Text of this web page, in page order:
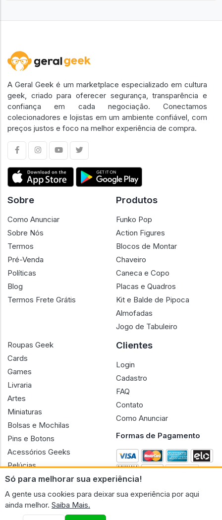
Só para melhorar sua experiência!
A gente usa cookies para deixar sua experiência por aqui
ainda melhor. Saiba Mais.
A Geral Geek é um marketplace especializado em cultura
geek, criado para oferecer segurança, transparência e
confiança em cada negociação. Conectamos
colecionadores e lojistas em um ambiente confiável, com
preços justos e foco na melhor experiência de compra.
Sobre
Como Anunciar
Sobre Nós
Termos
Pré-Venda
Políticas
Blog
Termos Frete Grátis
Produtos
Funko Pop
Action Figures
Blocos de Montar
Chaveiro
Caneca e Copo
Placas e Quadros
Kit e Balde de Pipoca
Almofadas
Jogo de Tabuleiro
Roupas Geek
Cards
Games
Livraria
Artes
Miniaturas
Bolsas e Mochilas
Pins e Botons
Acessórios Geeks
Pelúcias
Bonecas
Clientes
Login
Cadastro
FAQ
Contato
Como Anunciar
Formas de Pagamento